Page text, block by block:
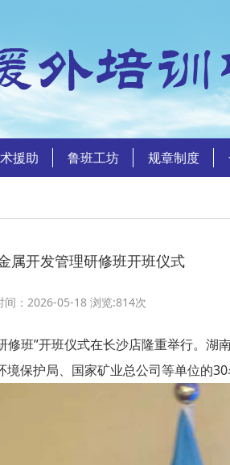
援助 鲁班工坊 规章制度
属开发管理研修班开班仪式
间：2026-05-18 浏览:814次
班”开班仪式在长沙店隆重举行。湖
保护局、国家矿业总公司等单位的30